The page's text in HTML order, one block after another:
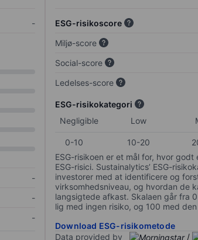
-
-
-
-
ESG-risikoscore
Miljø-score
Social-score
Ledelses-score
ESG-risikokategori
Negligible
Low
0-10 10-20
ESG-risikoen er et mål for, hvor
ESG-risici. Sustainalytics’ ESG-
investorer med at identificere og
virksomhedsniveau, og hvordan de
langsigtede afkast. Skalaen går fra
lig med ingen risiko, og 100 med
Download ESG-risikometode
Data provided by
/